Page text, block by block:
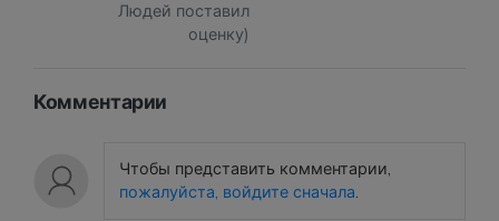
Людей поставил
оценку)
Комментарии
Чтобы представить комментарии,
пожалуйста, войдите сначала.